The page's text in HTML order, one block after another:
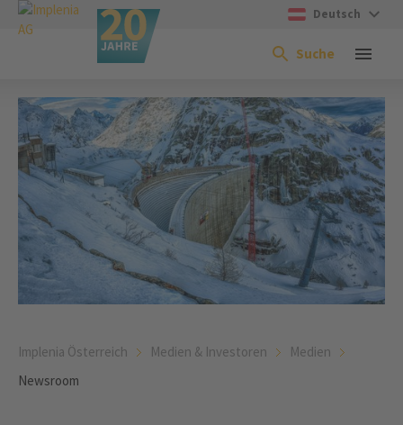
Deutsch
Suche
Implenia Österreich Medien & Investoren
Medien
Newsroom